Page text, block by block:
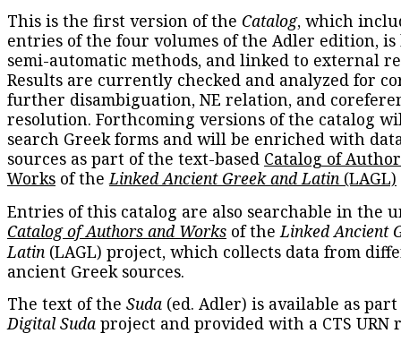
This is the first version of the Catalog, which
entries of the four volumes of the Adler edition, is
semi-automatic methods, and linked to external
Results are currently checked and analyzed for
further disambiguation, NE relation, and
resolution. Forthcoming versions of the catalog
search Greek forms and will be enriched with
sources as part of the text-based Catalog of
Works of theLinked Ancient Greek and Latin (LAGL)
Entries of this catalog are also searchable in the
Catalog of Authors and Works of theLinked Ancient
Latin (LAGL) project, which collects data from
ancient Greek sources.
The text of the Suda (ed. Adler) is available as
Digital Suda project and provided with a CTS URN